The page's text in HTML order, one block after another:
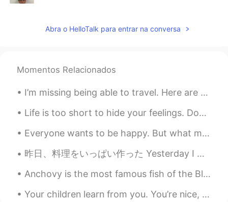
@William 近くに住んでいるのに、お会い
できなくてゴメンなさい。 コロナが落ち着
William
@倉橋 弘 3年前に始めた行った時、
「100%ここで住みたい」と言った😄
2021.05.10 10:56
JP
北海道いいですね☺️
William 2021.05.10 10:42
EN JP
Abra o HelloTalk para entrar na conversa
Momentos Relacionados
I’m missing being able to travel. Here are some pics from my last trip to Norway! Beautiful count...
Life is too short to hide your feelings. Don't be afraid to say what you feel. Laugh when you ca...
Everyone wants to be happy. But what makes us happy? And why is happiness easy to find, but hard ...
昨日、料理をいっぱい作った Yesterday I made a lot of food バーベキューをしたり、ブリオッシュを作ったり、バナナパンもも作った I did some barbec...
Anchovy is the most famous fish of the Black Sea and the most consumed by the Turkish. I live in ...
Your children learn from you. You’re nice, they are nice. You’re mean, they are too. You’re happy...